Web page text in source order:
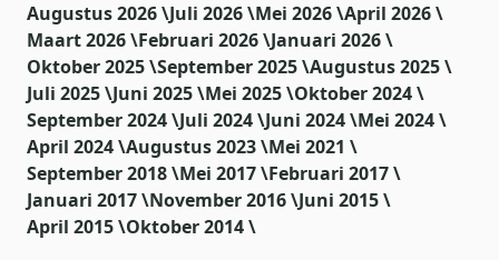
Augustus 2026 \Juli 2026 \Mei 2026 \April 2026 \
Maart 2026 \Februari 2026 \Januari 2026 \
Oktober 2025 \September 2025 \Augustus 2025 \
Juli 2025 \Juni 2025 \Mei 2025 \Oktober 2024 \
September 2024 \Juli 2024 \Juni 2024 \Mei 2024 \
April 2024 \Augustus 2023 \Mei 2021 \
September 2018 \Mei 2017 \Februari 2017 \
Januari 2017 \November 2016 \Juni 2015 \
April 2015 \Oktober 2014 \